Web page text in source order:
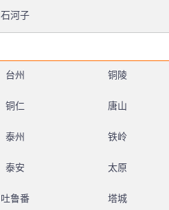
石河子
台州 铜陵
铜仁 唐山
泰州 铁岭
泰安 太原
吐鲁番 塔城